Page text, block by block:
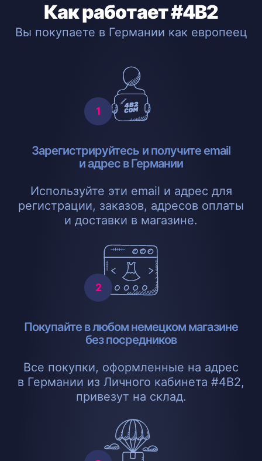
Как работает #4B2
Вы покупаете в Германии как европеец
Зарегистрируйтесь и получите email
и адрес в Германии
Используйте эти email и адрес для
регистрации, заказов, адресов оплаты
и доставки в магазине.
Покупайте в любом немецком магазине
без посредников
Все покупки, оформленные на адрес
в Германии из Личного кабинета #4B2,
привезут на склад.